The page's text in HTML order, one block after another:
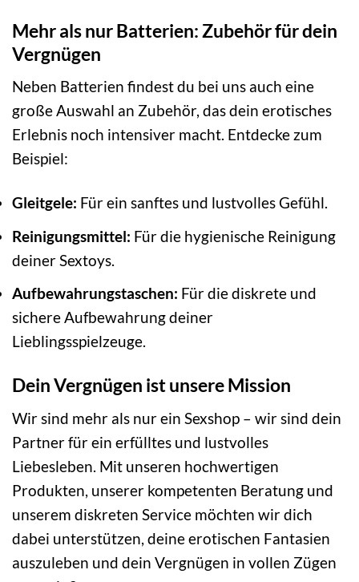
Mehr als nur Batterien: Zubehör für dein
Vergnügen
Neben Batterien findest du bei uns auch eine
große Auswahl an Zubehör, das dein erotisches
Erlebnis noch intensiver macht. Entdecke zum
Beispiel:
Gleitgele: Für ein sanftes und lustvolles Gefühl.
Reinigungsmittel: Für die hygienische Reinigung
deiner Sextoys.
Aufbewahrungstaschen: Für die diskrete und
sichere Aufbewahrung deiner
Lieblingsspielzeuge.
Dein Vergnügen ist unsere Mission
Wir sind mehr als nur ein Sexshop – wir sind dein
Partner für ein erfülltes und lustvolles
Liebesleben. Mit unseren hochwertigen
Produkten, unserer kompetenten Beratung und
unserem diskreten Service möchten wir dich
dabei unterstützen, deine erotischen Fantasien
auszuleben und dein Vergnügen in vollen Zügen